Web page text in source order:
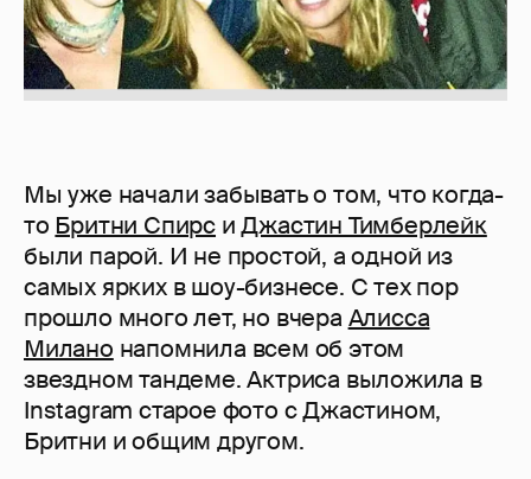
Мы уже начали забывать о том, что когда-
то Бритни Спирс иДжастин Тимберлейк
были парой. И не простой, а одной из
самых ярких в шоу-бизнесе. С тех пор
прошло много лет, но вчера Алисса
Милано напомнила всем об этом
звездном тандеме. Актриса выложила в
Instagram старое фото с Джастином,
Бритни и общим другом.